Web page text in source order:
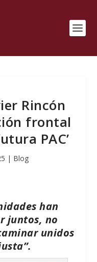
Rincón
frontal
PAC’
| Blog
han
juntos, no
unidos